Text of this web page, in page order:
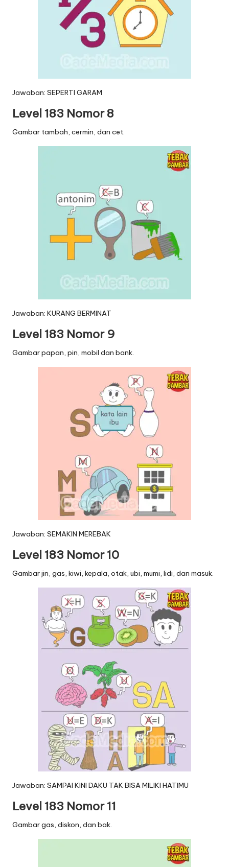
Jawaban: SEPERTI GARAM
Level 183 Nomor 8
Gambar tambah, cermin, dan cet.
Jawaban: KURANG BERMINAT
Level 183 Nomor 9
Gambar papan, pin, mobil dan bank.
Jawaban: SEMAKIN MEREBAK
Level 183 Nomor 10
Gambar jin, gas, kiwi, kepala, otak, ubi, mumi, lidi, dan masuk.
Jawaban: SAMPAI KINI DAKU TAK BISA MILIKI HATIMU
Level 183 Nomor 11
Gambar gas, diskon, dan bak.